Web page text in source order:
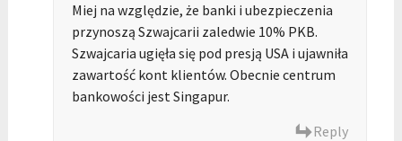
Miej na względzie, że banki i ubezpieczenia
przynoszą Szwajcarii zaledwie 10% PKB.
Szwajcaria ugięła się pod presją USA i ujawniła
zawartość kont klientów. Obecnie centrum
bankowości jest Singapur.
Reply